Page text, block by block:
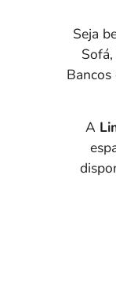
Seja
A